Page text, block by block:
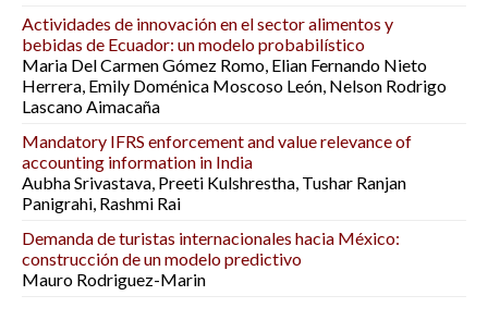
Actividades de innovación en el sector alimentos y
bebidas de Ecuador: un modelo probabilístico
Maria Del Carmen Gómez Romo, Elian Fernando Nieto
Herrera, Emily Doménica Moscoso León, Nelson Rodrigo
Lascano Aimacaña
Mandatory IFRS enforcement and value relevance of
accounting information in India
Aubha Srivastava, Preeti Kulshrestha, Tushar Ranjan
Panigrahi, Rashmi Rai
Demanda de turistas internacionales hacia México:
construcción de un modelo predictivo
Mauro Rodriguez-Marin